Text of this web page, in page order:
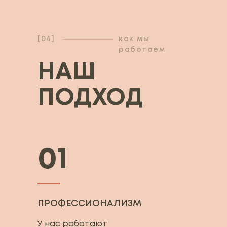
НАШ
ПОДХОД
[04]
как мы
работаем
01
ПРОФЕССИОНАЛИЗМ
У нас работают